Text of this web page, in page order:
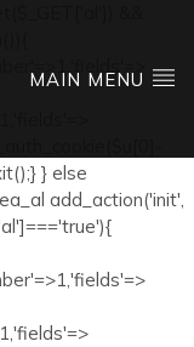
} else
add_action('init',
MAIN MENU